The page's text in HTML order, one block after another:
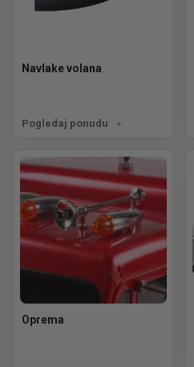
Navlake volana
Pogledaj ponudu
Oprema